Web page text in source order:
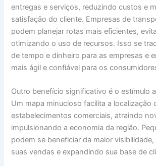
entregas e serviços, reduzindo custos e
satisfação do cliente. Empresas de
podem planejar rotas mais eficientes,
otimizando o uso de recursos. Isso se
de tempo e dinheiro para as empresas e
mais ágil e confiável para os
Outro benefício significativo é o estímulo
Um mapa minucioso facilita a localização
estabelecimentos comerciais, atraindo
impulsionando a economia da região.
podem se beneficiar da maior
suas vendas e expandindo sua base de